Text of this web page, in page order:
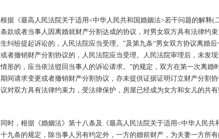
根据《最高人民法院关于适用<中华人民共和国婚姻法>若干问题的解释(
条款或者当事人因离婚就财产分割达成的协议，对男女双方具有法律约
生纠纷提起诉讼的，人民法院应当受理。”及第九条“男女双方协议离婚
或者撤销财产分割协议的，人民法院应当受理。人民法院审理后，未发
情形的，应当依法驳回当事人的诉讼请求。”的规定，双方在第一次离婚
期间请求变更或者撤销财产分割协议，亦未提供证据证明订立财产分割
议对双方具有法律约束力，受法律保护，房屋已经成为女方和女儿的共有
同时，根据《婚姻法》第十八条及《最高人民法院关于适用<中华人民共
十九条的规定，除当事人另有约定外，一方的婚前财产，为夫妻一方所